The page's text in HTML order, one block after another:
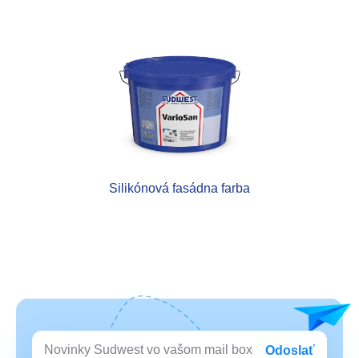
Silikónová fasádna farba
Odoslať